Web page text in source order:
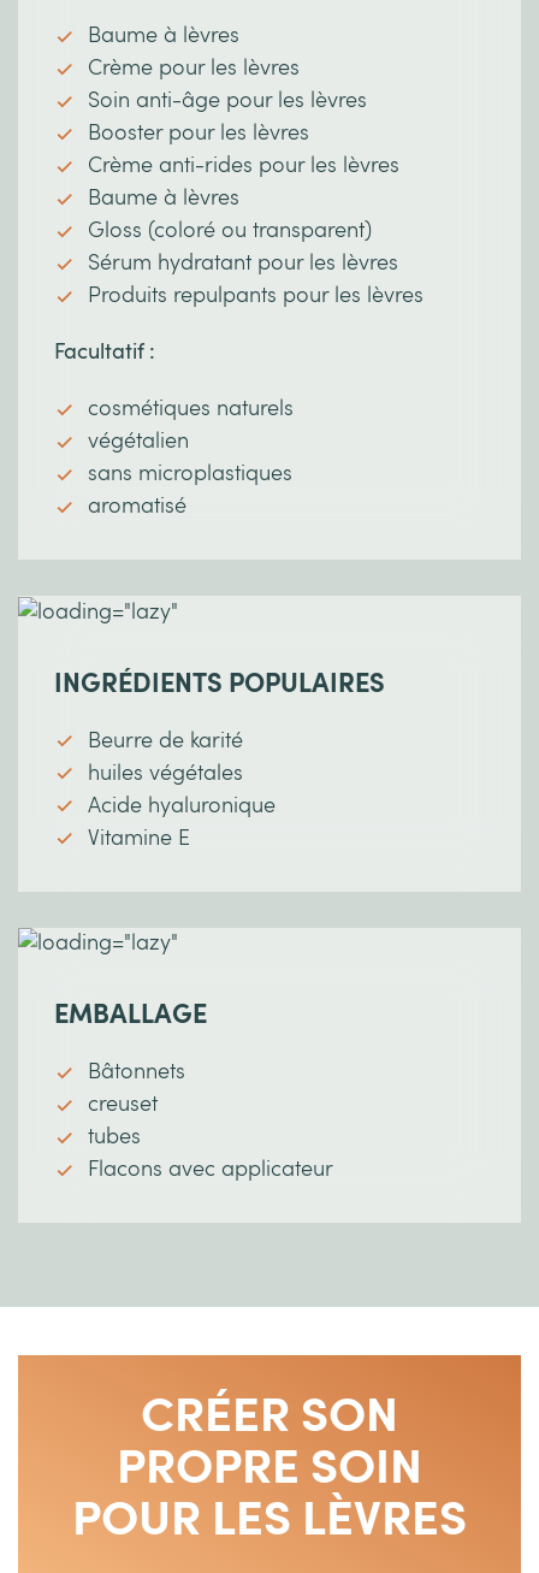
Baume à lèvres
Crème pour les lèvres
Soin anti-âge pour les lèvres
Booster pour les lèvres
Crème anti-rides pour les lèvres
Baume à lèvres
Gloss (coloré ou transparent)
Sérum hydratant pour les lèvres
Produits repulpants pour les lèvres
Facultatif :
cosmétiques naturels
végétalien
sans microplastiques
aromatisé
INGRÉDIENTS POPULAIRES
Beurre de karité
huiles végétales
Acide hyaluronique
Vitamine E
EMBALLAGE
Bâtonnets
creuset
tubes
Flacons avec applicateur
CRÉER SON
PROPRE SOIN
POUR LES LÈVRES